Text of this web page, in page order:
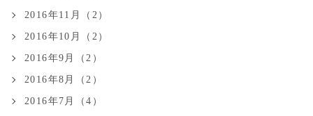
2016年11月（2）
2016年10月（2）
2016年9月（2）
2016年8月（2）
2016年7月（4）